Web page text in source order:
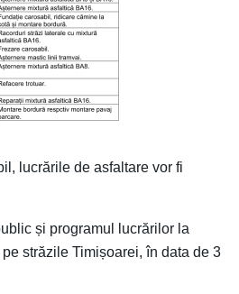
lucrările de asfaltare vor fi
și programul lucrărilor la
străzile Timișoarei, în data de 3